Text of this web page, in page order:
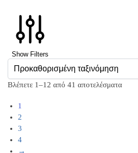
Show Filters
Βλέπετε 1–12 από 41 αποτελέσματα
1
2
3
4
→